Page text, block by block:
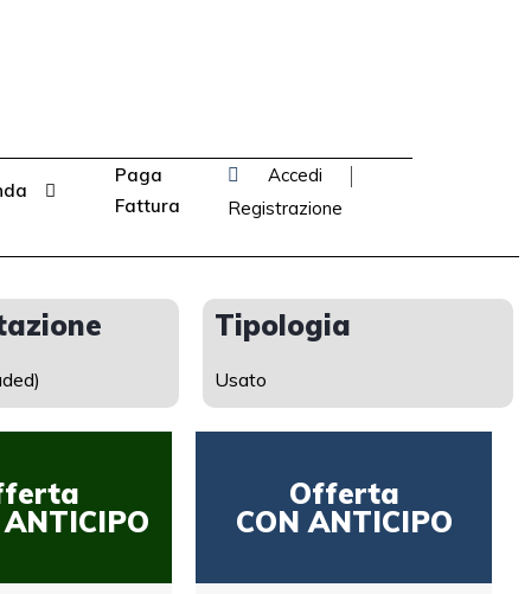
Paga
Fattura
Accedi
Registrazione
Tipologia
Usato
Offerta
CON ANTICIPO